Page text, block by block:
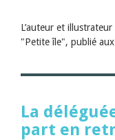
L’auteur et
"Petite île", publié
La
part en